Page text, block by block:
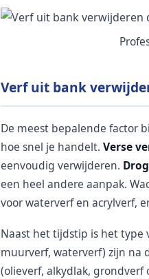
Verf uit bank
De meest bepalende factor
hoe snel je handelt. Verse
eenvoudig verwijderen.
een heel andere aanpak.
voor waterverf en acrylverf,
Naast het tijdstip is het type
muurverf, waterverf) zijn na
(olieverf, alkydlak, grondverf